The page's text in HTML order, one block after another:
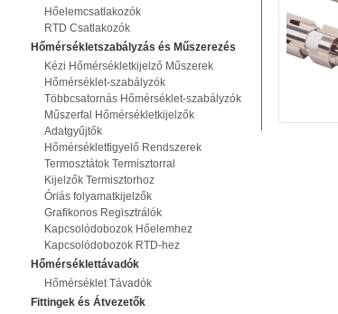
Hőelemcsatlakozók
RTD Csatlakozók
Hőmérsékletszabályzás és Műszerezés
Kézi Hőmérsékletkijelző Műszerek
Hőmérséklet-szabályzók
Többcsatornás Hőmérséklet-szabályzók
Műszerfal Hőmérsékletkijelzők
Adatgyűjtők
Hőmérsékletfigyelő Rendszerek
Termosztátok Termisztorral
Kijelzők Termisztorhoz
Óriás folyamatkijelzők
Grafikonos Regisztrálók
Kapcsolódobozok Hőelemhez
Kapcsolódobozok RTD-hez
Hőmérséklettávadók
Hőmérséklet Távadók
Fittingek és Átvezetők